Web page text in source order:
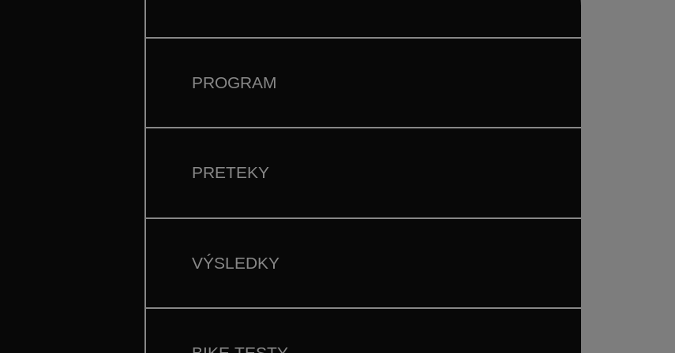
PROGRAM
PRETEKY
VÝSLEDKY